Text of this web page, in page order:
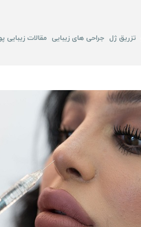
تزریق ژل جراحی های زیبایی مقالات زیبایی